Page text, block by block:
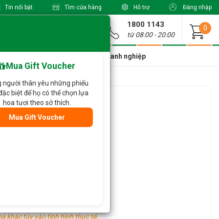
Tin nổi bật Tìm cửa hàng Hỗ trợ Đăng nhập
1800 1143
từ 08:00 - 20:00
0
Dành cho doanh nghiệp
659
khác tùy vào tình hình thực tế.
Mua Gift Voucher
người thân yêu những phiếu
biệt để họ có thể chọn lựa
hoa tươi theo sở thích.
Mua Gift Voucher